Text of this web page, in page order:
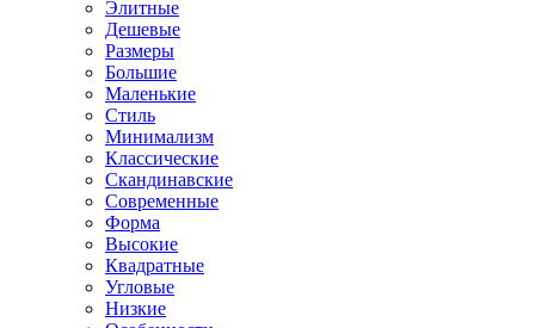
Элитные
Дешевые
Размеры
Большие
Маленькие
Стиль
Минимализм
Классические
Скандинавские
Современные
Форма
Высокие
Квадратные
Угловые
Низкие